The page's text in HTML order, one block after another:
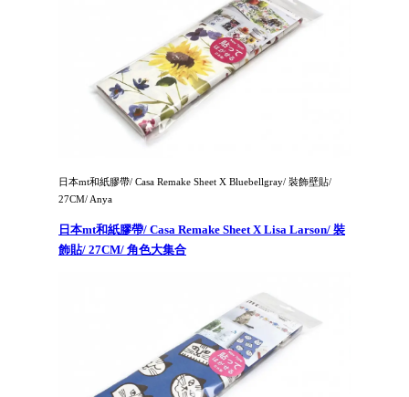
日本mt和紙膠帶/ Casa Remake Sheet X Bluebellgray/ 裝飾壁貼/
27CM/ Anya
日本mt和紙膠帶/ Casa Remake Sheet X Lisa Larson/ 裝
飾貼/ 27CM/ 角色大集合